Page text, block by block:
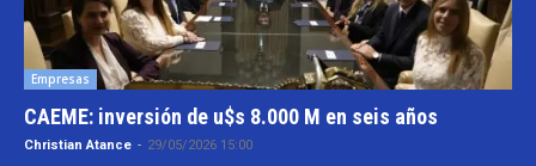
Empresas
CAEME: inversión de u$s 8.000 M en seis años
Christian Atance - 29/05/2026 15:00